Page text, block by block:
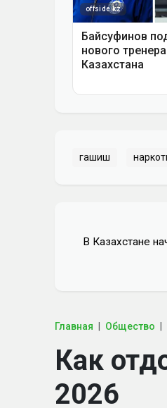
гашиш
В Казахстане
Главная Общество
Как
2026